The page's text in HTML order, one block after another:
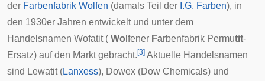
der Farbenfabrik Wolfen (damals Teil der I.G. Farben), in
den 1930er Jahren entwickelt und unter dem
Handelsnamen Wofatit ( Wo lfener Farbenfabrik Permutit-
Ersatz) auf den Markt gebracht. [3] Aktuelle Handelsnamen
sind Lewatit (Lanxess), Dowex (Dow Chemicals) und